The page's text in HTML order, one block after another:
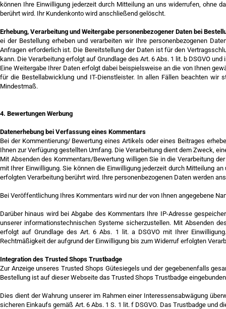
können Ihre Einwilligung jederzeit durch Mitteilung an uns widerrufen, ohne
berührt wird. Ihr Kundenkonto wird anschließend gelöscht.
Erhebung, Verarbeitung und Weitergabe personenbezogener Daten bei
ei der Bestellung erheben und verarbeiten wir Ihre personenbezogenen
Anfragen erforderlich ist. Die Bereitstellung der Daten ist für den
kann. Die Verarbeitung erfolgt auf Grundlage des Art. 6 Abs. 1 lit. b DSGVO
Eine Weitergabe Ihrer Daten erfolgt dabei beispielsweise an die von Ihnen
für die Bestellabwicklung und IT-Dienstleister. In allen Fällen beachten wir
Mindestmaß.
4. Bewertungen Werbung
Datenerhebung bei Verfassung eines Kommentars
Bei der Kommentierung/ Bewertung eines Artikels oder eines Beitrages
Ihnen zur Verfügung gestellten Umfang. Die Verarbeitung dient dem Zweck,
Mit Absenden des Kommentars/Bewertung willigen Sie in die Verarbeitung
mit Ihrer Einwilligung. Sie können die Einwilligung jederzeit durch Mitteilung
erfolgten Verarbeitung berührt wird. Ihre personenbezogenen Daten werden
Bei Veröffentlichung Ihres Kommentars wird nur der von Ihnen angegebene
Darüber hinaus wird bei Abgabe des Kommentars Ihre IP-Adresse
unserer informationstechnischen Systeme sicherzustellen. Mit Absenden
erfolgt auf Grundlage des Art. 6 Abs. 1 lit. a DSGVO mit Ihrer
Rechtmäßigkeit der aufgrund der Einwilligung bis zum Widerruf erfolgten
Integration des Trusted Shops Trustbadge
Zur Anzeige unseres Trusted Shops Gütesiegels und der gegebenenfalls
Bestellung ist auf dieser Webseite das Trusted Shops Trustbadge
Dies dient der Wahrung unserer im Rahmen einer Interessensabwägung
sicheren Einkaufs gemäß Art. 6 Abs. 1 S. 1 lit. f DSGVO. Das Trustbadge und